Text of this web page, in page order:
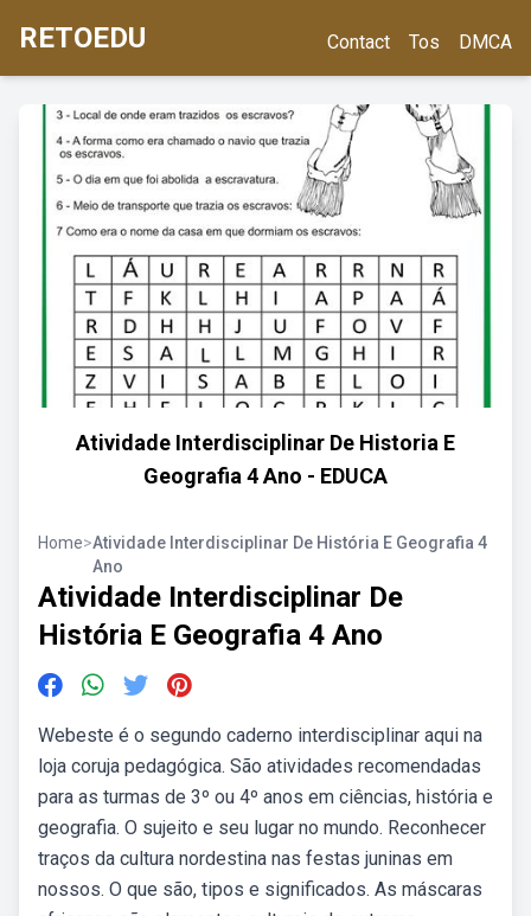
RETOEDU Contact Tos DMCA
Atividade Interdisciplinar De Historia E
Geografia 4 Ano - EDUCA
Home>Atividade Interdisciplinar De História E Geografia 4
Ano
Atividade Interdisciplinar De
História E Geografia 4 Ano
Webeste é o segundo caderno interdisciplinar aqui na
loja coruja pedagógica. São atividades recomendadas
para as turmas de 3º ou 4º anos em ciências, história e
geografia. O sujeito e seu lugar no mundo. Reconhecer
traços da cultura nordestina nas festas juninas em
nossos. O que são, tipos e significados. As máscaras